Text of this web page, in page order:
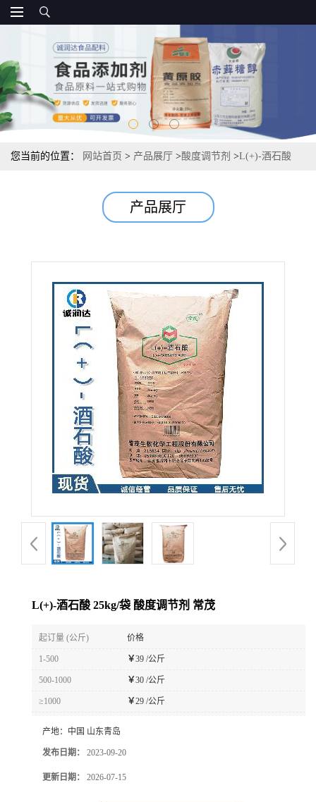
您当前的位置： 网站首页 > 产品展厅 >酸度调节剂 >L(+)-酒石酸
产品展厅
L(+)-酒石酸 25kg/袋 酸度调节剂 常茂
起订量 (公斤) 价格
1-500 ￥39 /公斤
500-1000 ￥30 /公斤
≥1000 ￥29 /公斤
产地： 中国 山东青岛
发布日期： 2023-09-20
更新日期： 2026-07-15